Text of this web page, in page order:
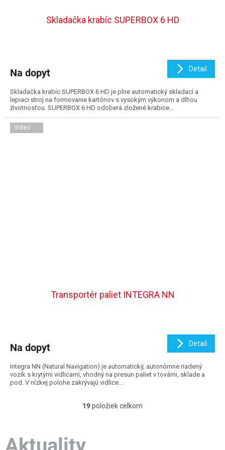
Skladačka krabíc SUPERBOX 6 HD
Na dopyt Detail
Skladačka krabíc SUPERBOX 6 HD je plne automatický skladací a
lepiaci stroj na formovanie kartónov s vysokým výkonom a dlhou
životnosťou. SUPERBOX 6 HD odoberá zložené krabice...
Video
Transportér paliet INTEGRA NN
Na dopyt Detail
Integra NN (Natural Navigation) je automatický, autonómne riadený
vozík s krytými vidlicami, vhodný na presun paliet v továrni, sklade a
pod. V nízkej polohe zakrývajú vidlice...
O
19položiek celkom